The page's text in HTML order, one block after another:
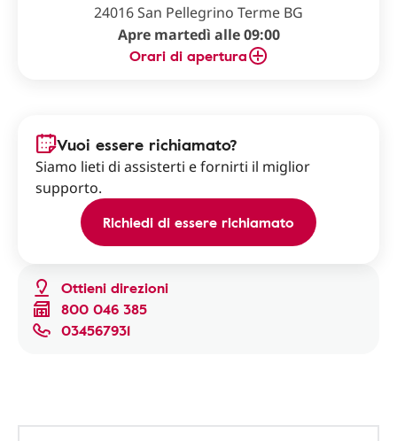
24016 San Pellegrino Terme BG
Apre martedì alle 09:00
Orari di apertura
Ottieni direzioni
800 046 385
034567931
Vuoi essere richiamato?
Siamo lieti di assisterti e fornirti il miglior
supporto.
Richiedi di essere richiamato